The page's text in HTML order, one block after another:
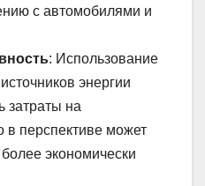
с автомобилями и
: Использование
энергии
затраты на
в перспективе может
экономически